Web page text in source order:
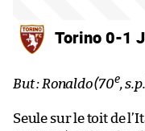
Torino 0-1
But : Ronaldo (70e,
Seule sur le toit de